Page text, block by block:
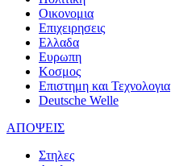
Οικονομια
Επιχειρησεις
Ελλαδα
Ευρωπη
Κοσμος
Επιστημη και Τεχνολογια
Deutsche Welle
ΑΠΟΨΕΙΣ
Στηλες